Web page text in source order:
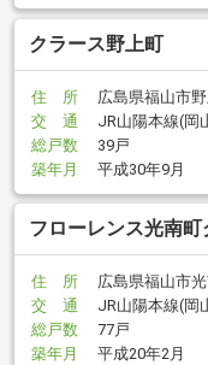
クラース野上町
住 所
広島県福山市
交 通
JR山陽本線(岡
総戸数
39戸
築年月
平成30年9月
フローレンス光南町
住 所
広島県福山市
交 通
JR山陽本線(岡
総戸数
77戸
築年月
平成20年2月